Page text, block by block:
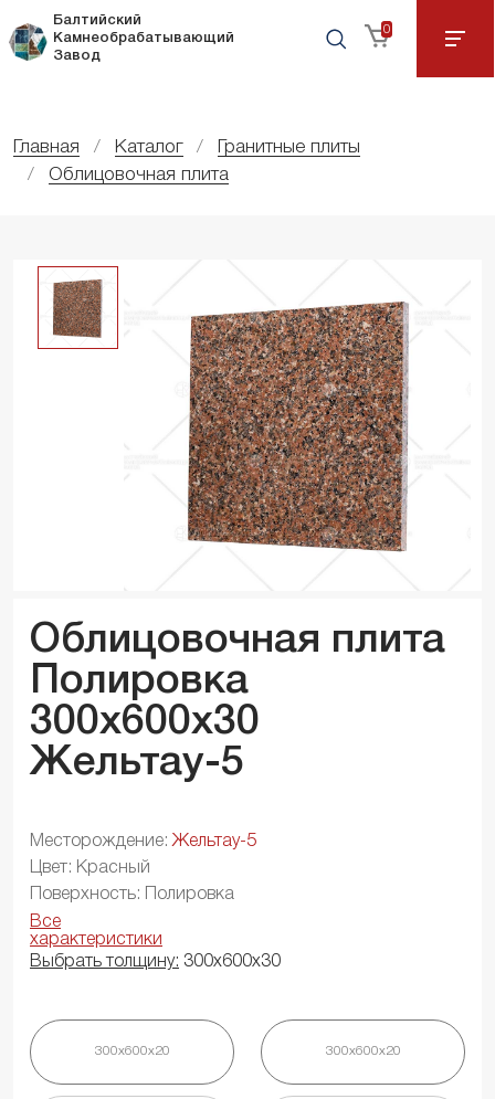
Балтийский
Камнеобрабатывающий
Завод
0
Главная Каталог
Гранитные плиты
Облицовочная плита
Облицовочная плита
Полировка
300x600x30
Жельтау-5
Месторождение:Жельтау-5
Цвет: Красный
Поверхность: Полировка
Все
характеристики
Выбрать толщину: 300х600х30
300х600х20 300х600х20